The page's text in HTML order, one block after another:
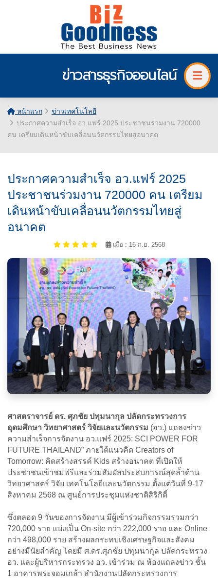
ข่าวสารธุรกิจออนไลน์
หน้าแรก
ข่าวเทคโนโลยี
ประกาศความสำเร็จ อว.แฟร์ 2025 ประชาชนร่วมงาน 720000
คน เตรียมเดินหน้าขับเคลื่อนนวัตกรรมไทยสู่อนาคต
ประกาศความสำเร็จ อว.แฟร์ 2025
ประชาชนร่วมงาน 720000 คน เตรียม
เดินหน้าขับเคลื่อนนวัตกรรมไทยสู่
อนาคต
เมื่อ : 16 ก.ย. 2568
ศาสตราจารย์ ดร. ศุภชัย ปทุมนากุล ปลัดกระทรวงการ
อุดมศึกษา วิทยาศาสตร์ วิจัยและนวัตกรรม (อว.) แถลงข่าว
ความสำเร็จการจัดงาน อว.แฟร์ 2025: SCI POWER FOR
FUTURE THAILAND” ภายใต้แนวคิด Creators of
Tomorrow: คิดสร้างสรรค์ Kids สร้างอนาคต ที่เปิดให้
ประชาชนเข้าชมฟรีและร่วมสัมผัสประสบการณ์สุดล้ำด้าน
วิทยาศาสตร์ วิจัย เทคโนโลยีและนวัตกรรม ตั้งแต่วันที่ 9-17
สิงหาคม 2568 ณ ศูนย์การประชุมแห่งชาติสิริกิติ์
ซึ่งตลอด 9 วันของการจัดงาน มีผู้เข้าร่วมกิจกรรมรวมกว่า
720,000 ราย แบ่งเป็น On-site กว่า 222,000 ราย และ Online
กว่า 498,000 ราย สร้างผลกระทบเชิงเศรษฐกิจและสังคม
อย่างมีนัยสำคัญ โดยมี ศ.ดร.ศุภชัย ปทุมนากุล ปลัดกระทรวง
อว. และผู้บริหารกระทรวง อว. เข้าร่วม ณ ห้องแถลงข่าว ชั้น
1 อาคารพระจอมเกล้า สำนักงานปลัดกระทรวงการ